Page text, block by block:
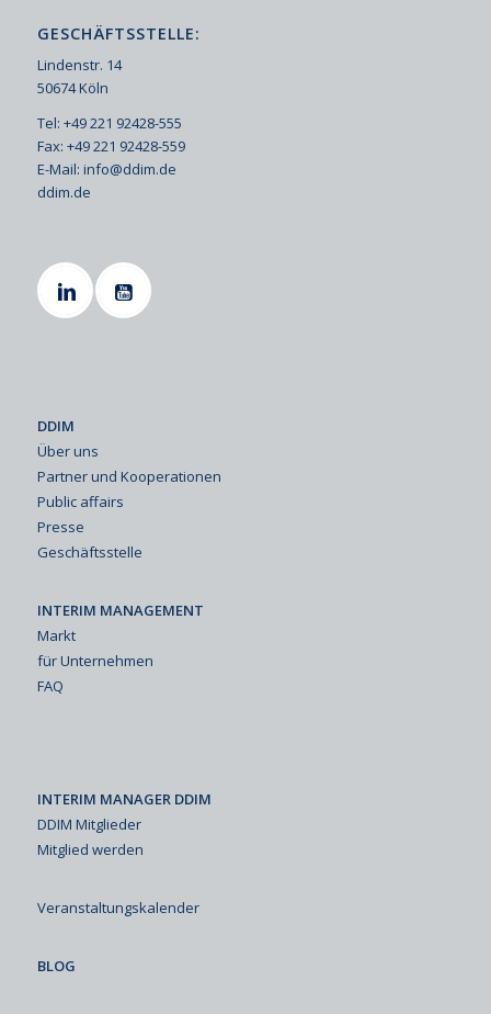
GESCHÄFTSSTELLE:
Lindenstr. 14
50674 Köln
Tel: +49 221 92428-555
Fax: +49 221 92428-559
E-Mail: info@ddim.de
ddim.de
DDIM
Über uns
Partner und Kooperationen
Public affairs
Presse
Geschäftsstelle
INTERIM MANAGEMENT
Markt
für Unternehmen
FAQ
INTERIM MANAGER DDIM
DDIM Mitglieder
Mitglied werden
Veranstaltungskalender
BLOG